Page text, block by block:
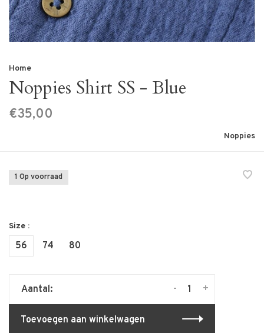
Home
Noppies Shirt SS - Blue
€35,00
Noppies
1 Op voorraad
Size :
56 74 80
Aantal: +
-
Toevoegen aan winkelwagen